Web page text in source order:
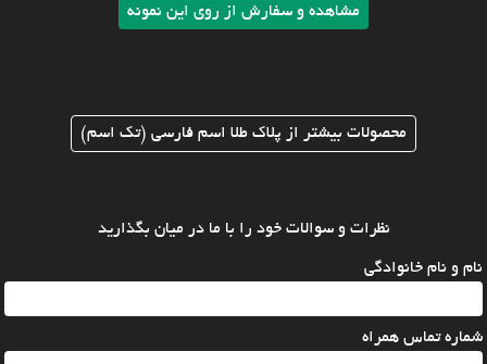
مشاهده و سفارش از روی این نمونه
محصولات بیشتر از پلاک طلا اسم فارسی (تک اسم)
نظرات و سوالات خود را با ما در میان بگذارید
نام و نام خانوادگی
شماره تماس همراه